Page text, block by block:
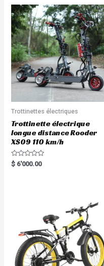
Trottinettes électriques
Trottinette électrique
longue distance Rooder
XS09 110 km/h
R
a
$ 6'000.00